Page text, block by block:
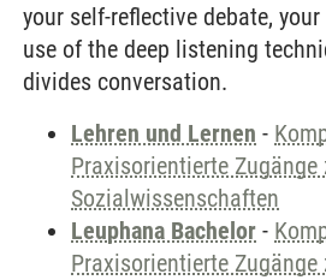
your self-reflective debate,
use of the deep listening
divides conversation.
Lehren und Lernen -
Praxisorientierte Zugänge
Sozialwissenschaften
Leuphana Bachelor -
Praxisorientierte Zugänge